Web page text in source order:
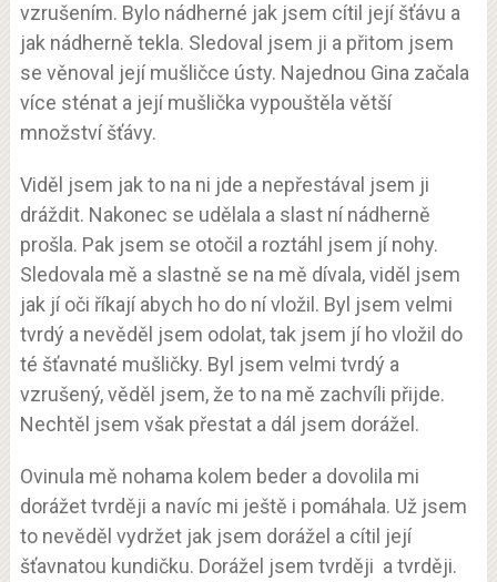
vzrušením. Bylo nádherné jak jsem cítil její šťávu a
jak nádherně tekla. Sledoval jsem ji a přitom jsem
se věnoval její mušličce ústy. Najednou Gina začala
více sténat a její mušlička vypouštěla větší
množství šťávy.
Viděl jsem jak to na ni jde a nepřestával jsem ji
dráždit. Nakonec se udělala a slast ní nádherně
prošla. Pak jsem se otočil a roztáhl jsem jí nohy.
Sledovala mě a slastně se na mě dívala, viděl jsem
jak jí oči říkají abych ho do ní vložil. Byl jsem velmi
tvrdý a nevěděl jsem odolat, tak jsem jí ho vložil do
té šťavnaté mušličky. Byl jsem velmi tvrdý a
vzrušený, věděl jsem, že to na mě zachvíli přijde.
Nechtěl jsem však přestat a dál jsem dorážel.
Ovinula mě nohama kolem beder a dovolila mi
dorážet tvrději a navíc mi ještě i pomáhala. Už jsem
to nevěděl vydržet jak jsem dorážel a cítil její
šťavnatou kundičku. Dorážel jsem tvrději a tvrději.